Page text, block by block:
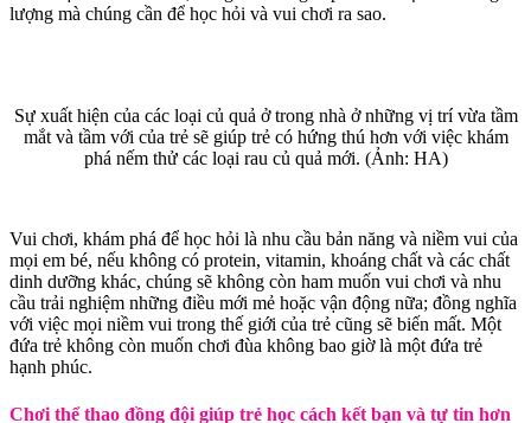
lượng mà chúng cần để học hỏi và vui chơi ra sao.
Sự xuất hiện của các loại củ quả ở trong nhà ở những vị trí vừa tầm
mắt và tầm với của trẻ sẽ giúp trẻ có hứng thú hơn với việc khám
phá nếm thử các loại rau củ quả mới. (Ảnh: HA)
Vui chơi, khám phá để học hỏi là nhu cầu bản năng và niềm vui của
mọi em bé, nếu không có protein, vitamin, khoáng chất và các chất
dinh dưỡng khác, chúng sẽ không còn ham muốn vui chơi và nhu
cầu trải nghiệm những điều mới mẻ hoặc vận động nữa; đồng nghĩa
với việc mọi niềm vui trong thế giới của trẻ cũng sẽ biến mất. Một
đứa trẻ không còn muốn chơi đùa không bao giờ là một đứa trẻ
hạnh phúc.
Chơi thể thao đồng đội giúp trẻ học cách kết bạn và tự tin hơn